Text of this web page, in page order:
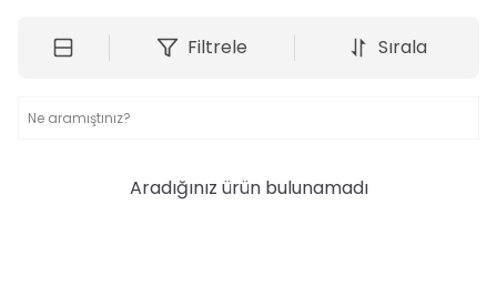
Filtrele Sırala
Aradığınız ürün bulunamadı